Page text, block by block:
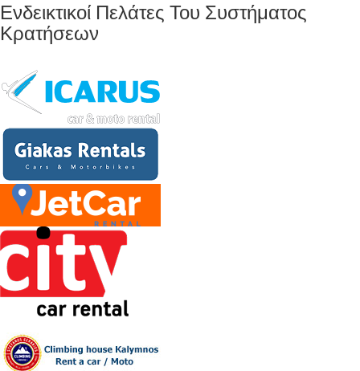
Ενδεικτικοί Πελάτες Του Συστήματος
Κρατήσεων